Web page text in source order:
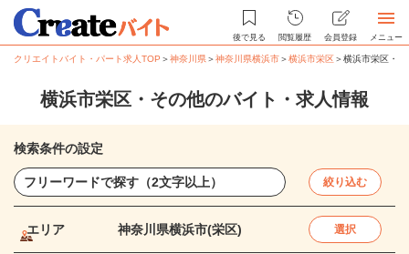
後で見る 閲覧履歴 会員登録 メニュー
クリエイトバイト・パート求人TOP ＞神奈川県＞神奈川県横浜市＞横浜市栄区＞横浜市栄区・
横浜市栄区・その他のバイト・求人情報
検索条件の設定
絞り込む
エリア 神奈川県横浜市(栄区) 選択